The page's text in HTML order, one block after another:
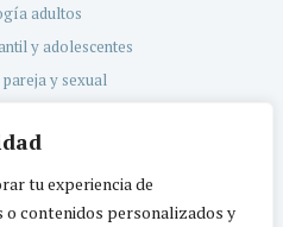
tu experiencia de
o contenidos personalizados y
adultos
y adolescentes
y sexual
TEA